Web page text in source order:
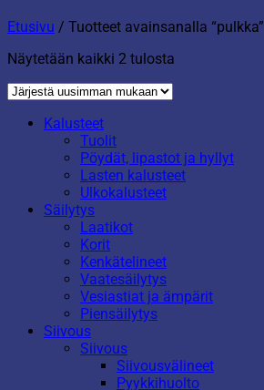
Etusivu / Tuotteet avainsanalla “pulkka”
Näytetään kaikki 2 tulosta
Kalusteet
Tuolit
Pöydät, lipastot ja hyllyt
Lasten kalusteet
Ulkokalusteet
Säilytys
Laatikot
Korit
Kenkätelineet
Vaatesäilytys
Vesiastiat ja ämpärit
Piensäilytys
Siivous
Siivous
Siivousvälineet
Pyykkihuolto